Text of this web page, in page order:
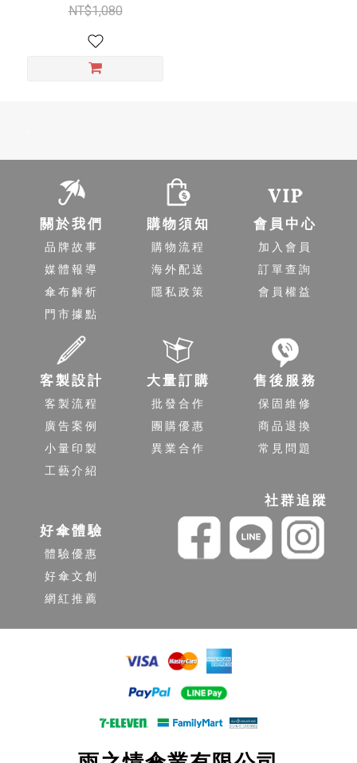
NT$1,080
關於我們
品牌故事
媒體報導
傘布解析
門市據點
購物須知
購物流程
海外配送
隱私政策
會員中心
加入會員
訂單查詢
會員權益
客製設計
客製流程
廣告案例
小量印製
工藝介紹
大量訂購
批發合作
團購優惠
異業合作
售後服務
保固維修
商品退換
常見問題
好傘體驗
體驗優惠
好傘文創
網紅推薦
社群追蹤